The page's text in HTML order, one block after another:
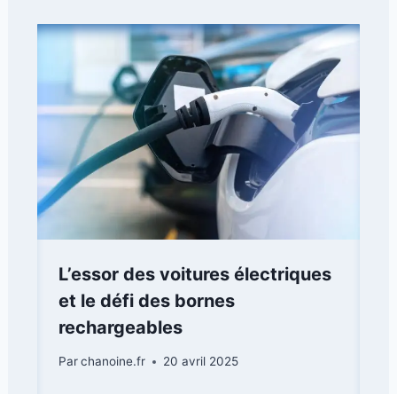
L’essor des voitures électriques
et le défi des bornes
rechargeables
Parchanoine.fr 20 avril 2025